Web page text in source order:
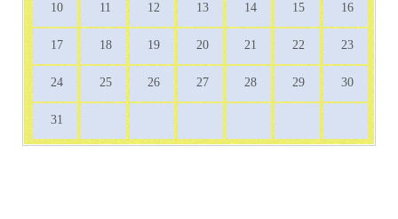
10 11 12 13 14 15 16
17 18 19 20 21 22 23
24 25 26 27 28 29 30
31